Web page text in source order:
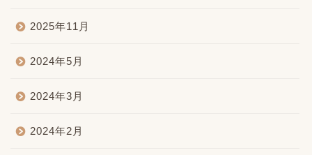
2025年11月
2024年5月
2024年3月
2024年2月